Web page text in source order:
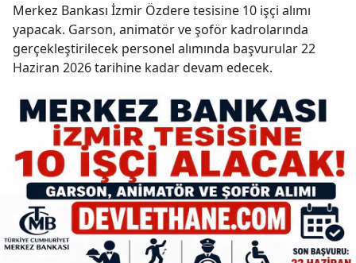
Merkez Bankası İzmir Özdere tesisine 10 işçi alımı
yapacak. Garson, animatör ve şoför kadrolarında
gerçekleştirilecek personel alımında başvurular 22
Haziran 2026 tarihine kadar devam edecek.